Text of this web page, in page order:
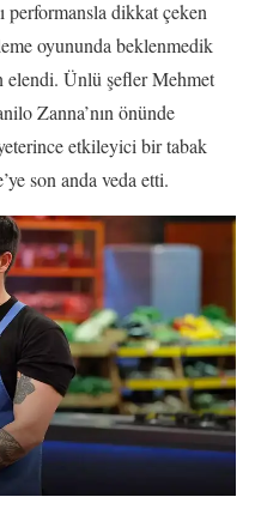
performansla dikkat çeken
oyununda beklenmedik
elendi. Ünlü şefler Mehmet
Zanna’nın önünde
etkileyici bir tabak
son anda veda etti.